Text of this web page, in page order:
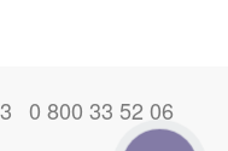
0 800 33 52 06